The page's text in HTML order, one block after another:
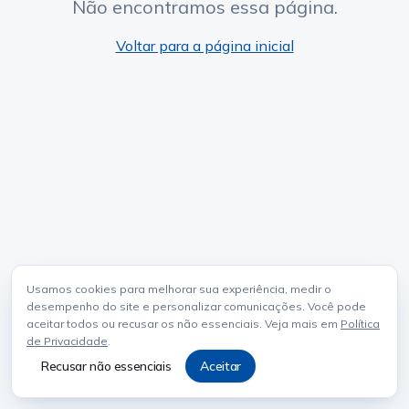
Usamos cookies para melhorar sua experiência, medir o
desempenho do site e personalizar comunicações. Você pode
aceitar todos ou recusar os não essenciais. Veja mais em Política
de Privacidade.
Recusar não essenciais Aceitar
Não encontramos essa página.
Voltar para a página inicial